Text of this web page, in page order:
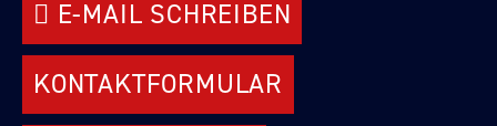
E-MAIL SCHREIBEN
KONTAKTFORMULAR